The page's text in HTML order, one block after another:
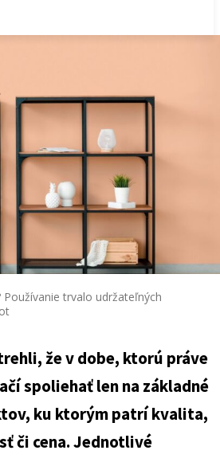
Používanie trvalo udržateľných
že v dobe, ktorú práve
spoliehať len na základné
ku ktorým patrí kvalita,
či cena. Jednotlivé